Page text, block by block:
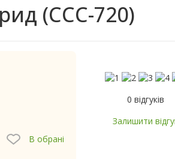
(ССС-720)
В обрані
0 відгуків
Залишити